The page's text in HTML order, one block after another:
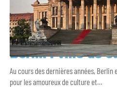
Berlin : ville de
Au cours des dernières années,
pour les amoureux de culture et…